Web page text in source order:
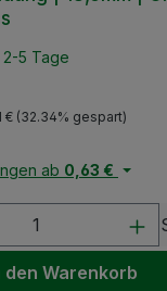
Wert
5 Tage
Preis:
€ (32.34% gespart)
ab 0,63 €
Anzahl:
den Warenkorb